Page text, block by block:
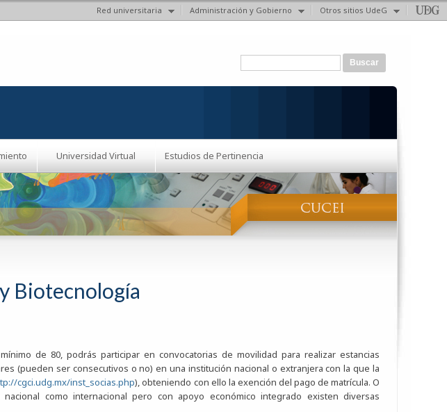
Red universitaria Administración y Gobierno Otros sitios UdeG
Formulario de búsqueda
Universidad Virtual Estudios de Pertinencia
Biotecnología
de 80, podrás participar en convocatorias de movilidad para realizar estancias
(pueden ser consecutivos o no) en una institución nacional o extranjera con la que la
cgci.udg.mx/inst_socias.php), obteniendo con ello la exención del pago de matrícula. O
como internacional pero con apoyo económico integrado existen diversas